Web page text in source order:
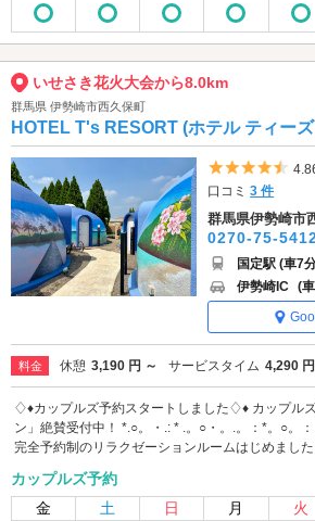
いせさき花火大会から8.0km
群馬県 伊勢崎市西久保町
HOTEL T's RESORT (ホテル ティー
5
口コミ3 件
群馬県伊勢崎市
0270-75-
国定駅 (車7
伊勢崎IC (
料金 休憩 3,190 円 ～ サービスタイム 4,290
♢♦️カップルズ予約スタートしました♢♦️ カップル
ン」絶賛受付中！ *.○。・.: * .。○・。.。：*。○。
完全予約制のリラクゼーションルームはじめまし
カップルズ予約
金
土 日 月 火